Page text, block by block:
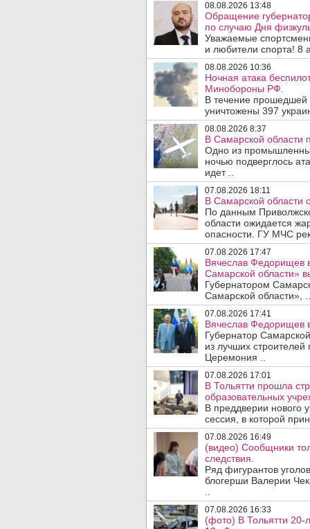
08.08.2026 13:48
Обращение
по случаю Дня
Уважаемые
и любители спорта! 8
08.08.2026 10:36
Ночная атака
Минобороны РФ.
В течение
уничтожены 397
08.08.2026 8:37
В Самарской области
Одно из
ночью подверглось
идет ..
07.08.2026 18:11
В Самарской области
По данным
области ожидается
опасности. ГУ МЧС
07.08.2026 17:47
Вячеслав Федорищев
Самарской области»
Губернатором
Самарской области», ..
07.08.2026 17:41
Вячеслав Федорищев
Губернатор
из лучших
Церемония ..
07.08.2026 17:01
В Тольятти прошла
образовательных
В преддверии нового
сессия, в которой
07.08.2026 16:49
(видео) Сообщники
следствия.
Ряд фигурантов
блогерши Валерии
07.08.2026 16:33
(фото) В Тольятти 20-